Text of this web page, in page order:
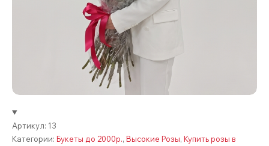
Артикул: 13
Категории: Букеты до 2000р., Высокие Розы, Купить розы в